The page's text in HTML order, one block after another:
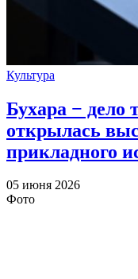
Культура
Бухара − дело
открылась
прикладного
05 июня 2026
Фото